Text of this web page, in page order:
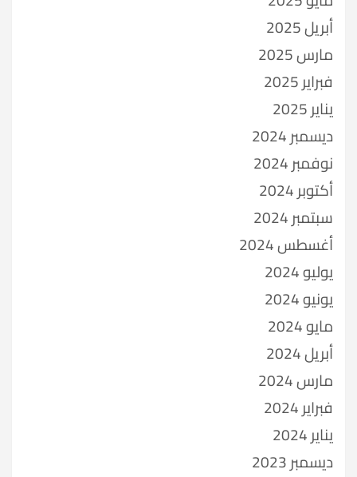
أبريل 2025
مارس 2025
فبراير 2025
يناير 2025
ديسمبر 2024
نوفمبر 2024
أكتوبر 2024
سبتمبر 2024
أغسطس 2024
يوليو 2024
يونيو 2024
مايو 2024
أبريل 2024
مارس 2024
فبراير 2024
يناير 2024
ديسمبر 2023